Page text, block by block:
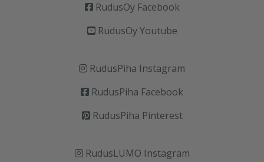
RudusOy Facebook
RudusOy Youtube
RudusPiha Instagram
RudusPiha Facebook
RudusPiha Pinterest
RudusLUMO Instagram